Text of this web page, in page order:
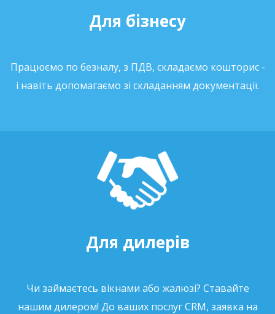
Для бізнесу
Працюємо по безналу, з ПДВ, складаємо кошторис -
і навіть допомагаємо зі складанням документації.
Для дилерів
Чи займаєтесь вікнами або жалюзі? Ставайте
нашим дилером! До ваших послуг CRM, заявка на